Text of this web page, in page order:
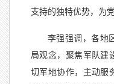
支持的独特优势，为
李强强调，各地
局观念，聚焦军队建
切军地协作，主动服